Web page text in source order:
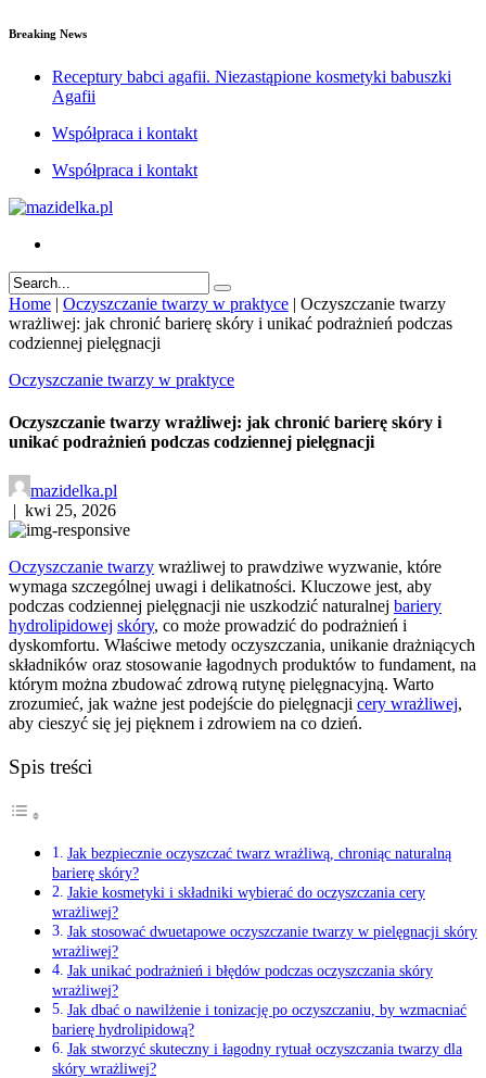
Breaking News
Receptury babci agafii. Niezastąpione kosmetyki babuszki
Agafii
Współpraca i kontakt
Współpraca i kontakt
Home | Oczyszczanie twarzy w praktyce | Oczyszczanie twarzy
wrażliwej: jak chronić barierę skóry i unikać podrażnień podczas
codziennej pielęgnacji
Oczyszczanie twarzy w praktyce
Oczyszczanie twarzy wrażliwej: jak chronić barierę skóry i
unikać podrażnień podczas codziennej pielęgnacji
mazidelka.pl
kwi 25, 2026
Oczyszczanie twarzy wrażliwej to prawdziwe wyzwanie, które
wymaga szczególnej uwagi i delikatności. Kluczowe jest, aby
podczas codziennej pielęgnacji nie uszkodzić naturalnej bariery
hydrolipidowej skóry, co może prowadzić do podrażnień i
dyskomfortu. Właściwe metody oczyszczania, unikanie drażniących
składników oraz stosowanie łagodnych produktów to fundament, na
którym można zbudować zdrową rutynę pielęgnacyjną. Warto
zrozumieć, jak ważne jest podejście do pielęgnacji cery wrażliwej,
aby cieszyć się jej pięknem i zdrowiem na co dzień.
Spis treści
Jak bezpiecznie oczyszczać twarz wrażliwą, chroniąc naturalną
barierę skóry?
Jakie kosmetyki i składniki wybierać do oczyszczania cery
wrażliwej?
Jak stosować dwuetapowe oczyszczanie twarzy w pielęgnacji skóry
wrażliwej?
Jak unikać podrażnień i błędów podczas oczyszczania skóry
wrażliwej?
Jak dbać o nawilżenie i tonizację po oczyszczaniu, by wzmacniać
barierę hydrolipidową?
Jak stworzyć skuteczny i łagodny rytuał oczyszczania twarzy dla
skóry wrażliwej?